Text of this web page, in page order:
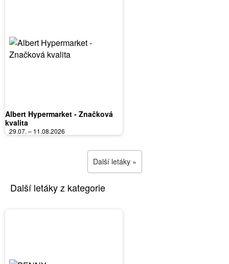
Albert Hypermarket - Značková
kvalita
29.07. – 11.08.2026
Další letáky »
Další letáky z kategorie